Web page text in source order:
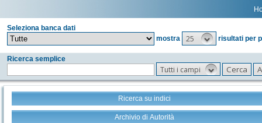
Seleziona banca dati
mostra
25 risultati per
Ricerca semplice
Tutti i campi
Ricerca su indici
Archivio di Autorità